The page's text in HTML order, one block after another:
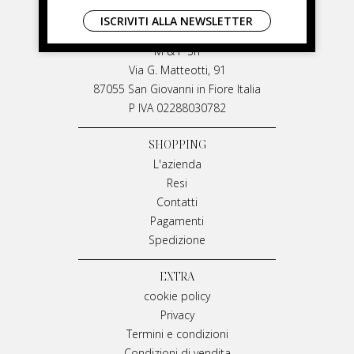
LIVIANA MIRARCHI
M & P Srl
Via G. Matteotti, 91
87055 San Giovanni in Fiore Italia
P IVA 02288030782
SHOPPING
L'azienda
Resi
Contatti
Pagamenti
Spedizione
EXTRA
cookie policy
Privacy
Termini e condizioni
ISCRIVITI ALLA NEWSLETTER